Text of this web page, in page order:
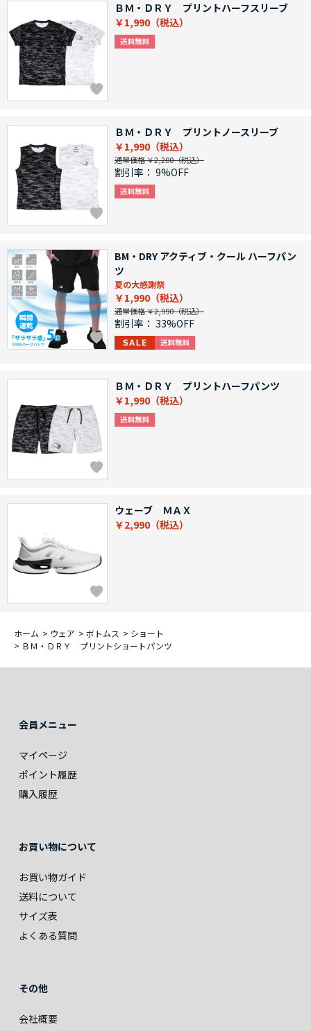
ＢＭ・ＤＲＹ プリントハーフスリーブ
￥1,990
ＢＭ・ＤＲＹ プリントノースリーブ
￥1,990
通常価格 ￥2,200
割引率： 9%OFF
BM・DRY アクティブ・クール ハーフパン
ツ
夏の大感謝祭
￥1,990
通常価格 ￥2,990
割引率： 33%OFF
ＢＭ・ＤＲＹ プリントハーフパンツ
￥1,990
ウェーブ ＭＡＸ
￥2,990
ホーム > ウェア > ボトムス > ショート
> ＢＭ・ＤＲＹ プリントショートパンツ
会員メニュー
マイページ
ポイント履歴
購入履歴
お買い物について
お買い物ガイド
送料について
サイズ表
よくある質問
その他
会社概要